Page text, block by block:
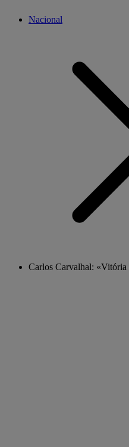
Nacional
Carlos Carvalhal: «Vitória